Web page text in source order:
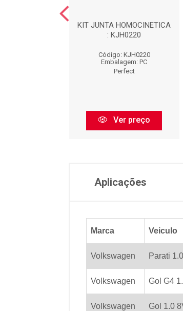
KIT JUNTA HOMOCINETICA
: KJH0220
Código: KJH0220
Embalagem: PC
Perfect
Ver preço
Aplicações
Marca Veiculo
Volkswagen Parati
Volkswagen Gol G4
Volkswagen Gol 1.0